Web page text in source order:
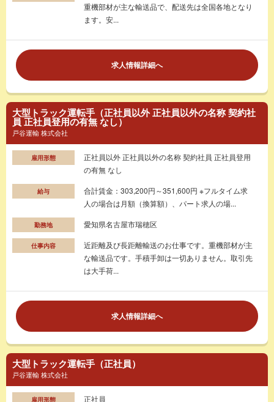
重機部材が主な輸送品で、配送先は全国各地となり
ます。安...
求人情報詳細へ
大型トラック運転手（正社員以外 正社員以外の名称 契約社
員 正社員登用の有無 なし）
戸谷運輸 株式会社
雇用形態
正社員以外 正社員以外の名称 契約社員 正社員登用
の有無 なし
給与
合計賃金：303,200円～351,600円 ※フルタイム求
人の場合は月額（換算額）、パート求人の場...
勤務地 愛知県名古屋市瑞穂区
仕事内容
近距離及び長距離輸送のお仕事です。重機部材が主
な輸送品です。手積手卸は一切ありません。取引先
は大手荷...
求人情報詳細へ
大型トラック運転手（正社員）
戸谷運輸 株式会社
雇用形態 正社員